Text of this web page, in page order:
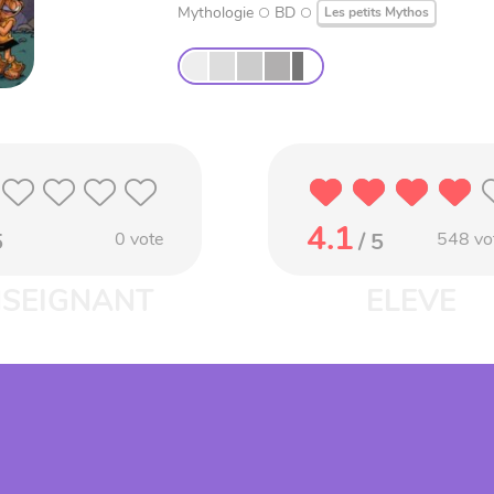
Mythologie BD Les petits Mythos
0 vote 4.1/ 5 548